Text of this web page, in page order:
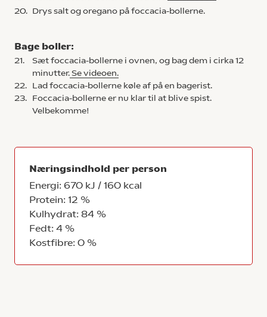
20. Drys salt og oregano på foccacia-bollerne.
Bage boller:
21.
Sæt foccacia-bollerne i ovnen, og bag dem i cirka 12
minutter. Se videoen.
22.
Lad foccacia-bollerne køle af på en bagerist.
23.
Foccacia-bollerne er nu klar til at blive spist.
Velbekomme!
Næringsindhold per person
Energi: 670 kJ / 160 kcal
Protein: 12 %
Kulhydrat: 84 %
Fedt: 4 %
Kostfibre: 0 %